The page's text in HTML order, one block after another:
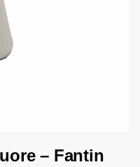
– Fantin